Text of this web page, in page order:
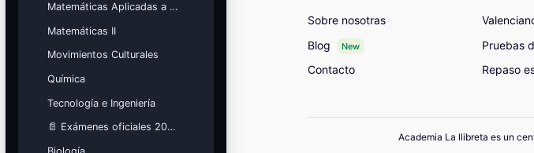
Matemáticas Aplicadas a las Ciencias Sociales
Matemáticas II
Movimientos Culturales
Química
Tecnología e Ingeniería
📄 Exámenes oficiales 2026
Sobre nosotras
Blog
New
Contacto
Pruebas
Repaso
Academia La llibreta es un